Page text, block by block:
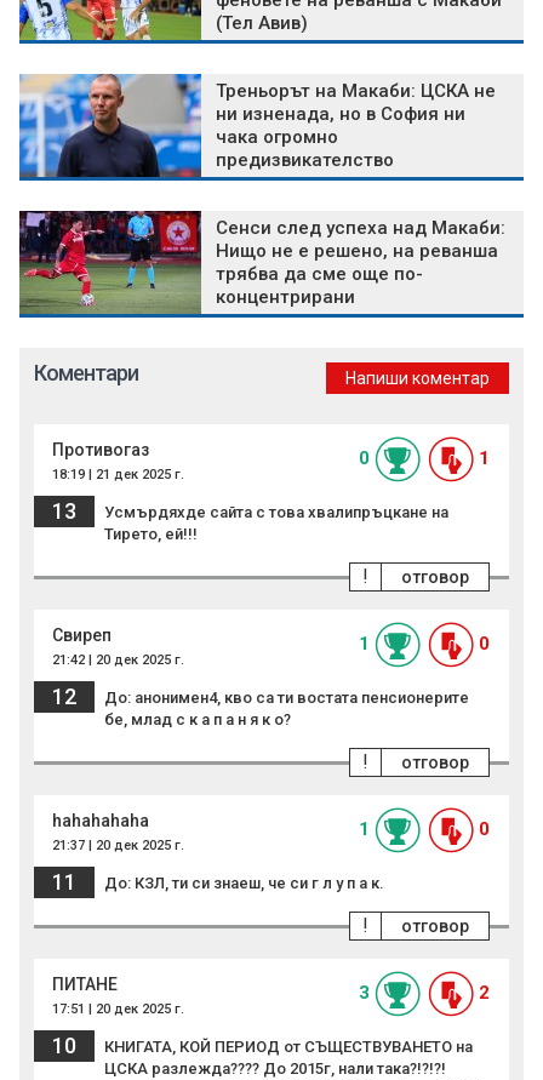
(Тел Авив)
Треньорът на Макаби: ЦСКА не
ни изненада, но в София ни
чака огромно
предизвикателство
Сенси след успеха над Макаби:
Нищо не е решено, на реванша
трябва да сме още по-
концентрирани
Коментари Напиши коментар
Противогаз
18:19 | 21 дек 2025 г.
0 1
13
Усмърдяхде сайта с това хвалипръцкане на
Тирето, ей!!!
отговор
!
Свиреп
21:42 | 20 дек 2025 г.
1 0
12
До: анонимен4, кво са ти востата пенсионерите
бе, млад с к а п а н я к о?
отговор
!
hahahahaha
21:37 | 20 дек 2025 г.
1 0
11 До: КЗЛ, ти си знаеш, че си г л у п а к.
отговор
!
ПИТАНЕ
17:51 | 20 дек 2025 г.
3 2
10
КНИГАТА, КОЙ ПЕРИОД от СЪЩЕСТВУВАНЕТО на
ЦСКА разлежда???? До 2015г, нали така?!?!?!